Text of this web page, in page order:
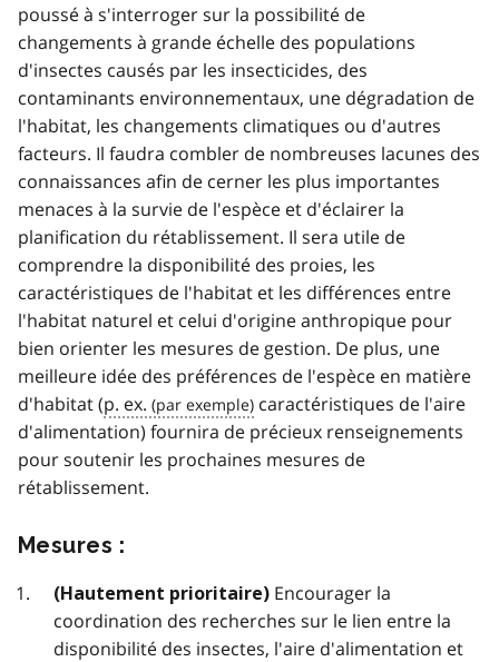
poussé à s'interroger sur la possibilité de
changements à grande échelle des populations
d'insectes causés par les insecticides, des
contaminants environnementaux, une dégradation de
l'habitat, les changements climatiques ou d'autres
facteurs. Il faudra combler de nombreuses lacunes des
connaissances afin de cerner les plus importantes
menaces à la survie de l'espèce et d'éclairer la
planification du rétablissement. Il sera utile de
comprendre la disponibilité des proies, les
caractéristiques de l'habitat et les différences entre
l'habitat naturel et celui d'origine anthropique pour
bien orienter les mesures de gestion. De plus, une
meilleure idée des préférences de l'espèce en matière
d'habitat (p. ex.
caractéristiques de l'aire
d'alimentation) fournira de précieux renseignements
pour soutenir les prochaines mesures de
rétablissement.
Mesures :
(Hautement prioritaire) Encourager la
coordination des recherches sur le lien entre la
disponibilité des insectes, l'aire d'alimentation et